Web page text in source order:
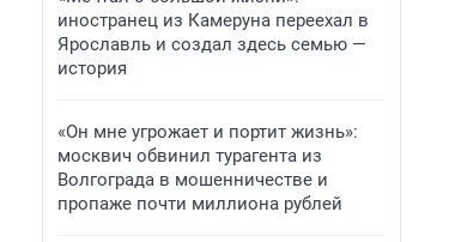
иностранец из Камеруна переехал в
Ярославль и создал здесь семью —
история
«Он мне угрожает и портит жизнь»:
москвич обвинил турагента из
Волгограда в мошенничестве и
пропаже почти миллиона рублей